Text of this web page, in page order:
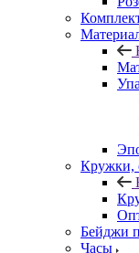
Кружки,
Бейджи
Часы